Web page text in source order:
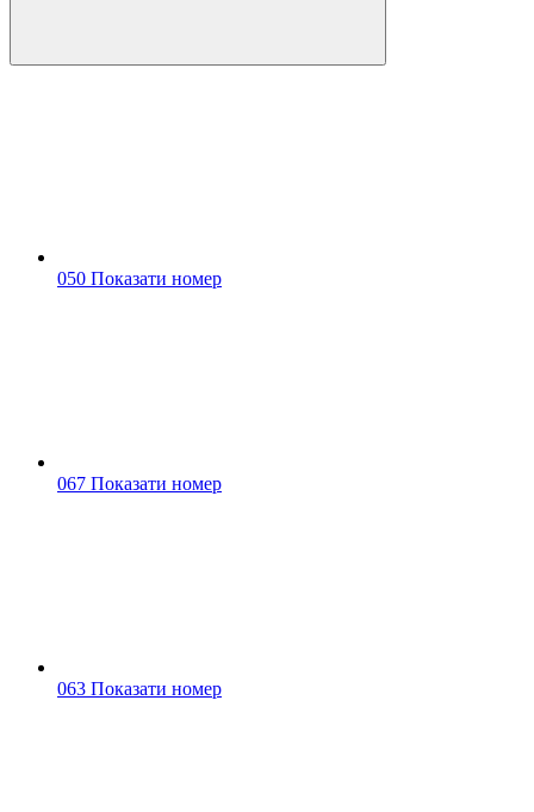
050 Показати номер
067 Показати номер
063 Показати номер